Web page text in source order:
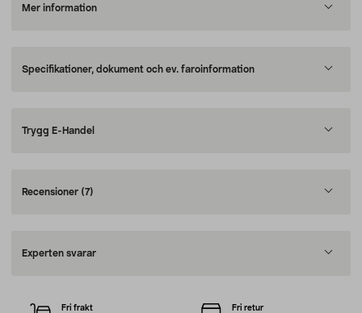
Mer information
Specifikationer, dokument och ev. faroinformation
Trygg E-Handel
Recensioner (7)
Experten svarar
Fri frakt Fri retur